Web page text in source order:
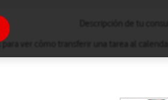
para ver cómo transferir una tarea al